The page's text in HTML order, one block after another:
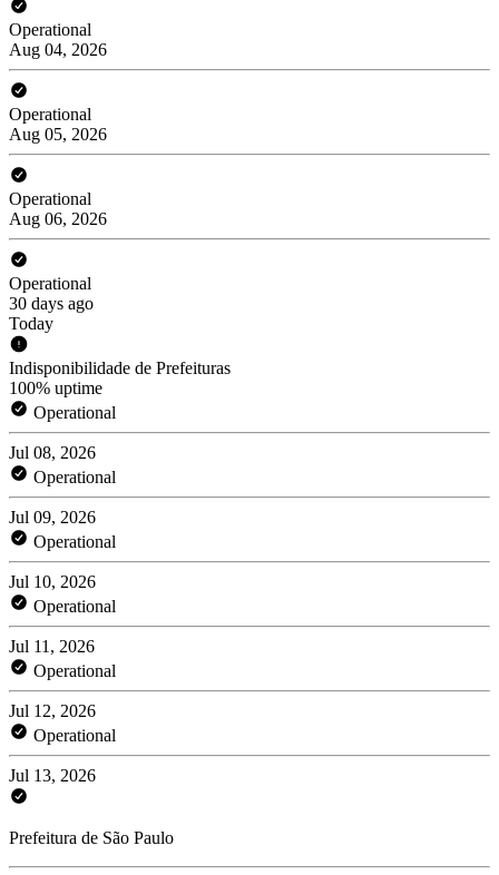
Operational
Aug 04, 2026
Operational
Aug 05, 2026
Operational
Aug 06, 2026
Operational
30 days ago
Today
Indisponibilidade de Prefeituras
100% uptime
Operational
Jul 08, 2026
Operational
Jul 09, 2026
Operational
Jul 10, 2026
Operational
Jul 11, 2026
Operational
Jul 12, 2026
Operational
Jul 13, 2026
Prefeitura de São Paulo